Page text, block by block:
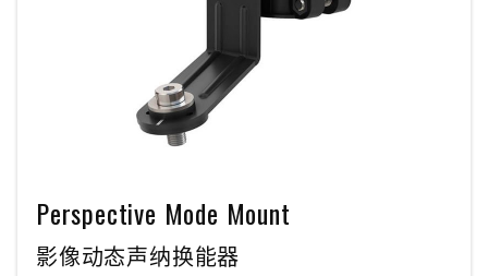
Perspective Mode Mount
影像动态声纳换能器